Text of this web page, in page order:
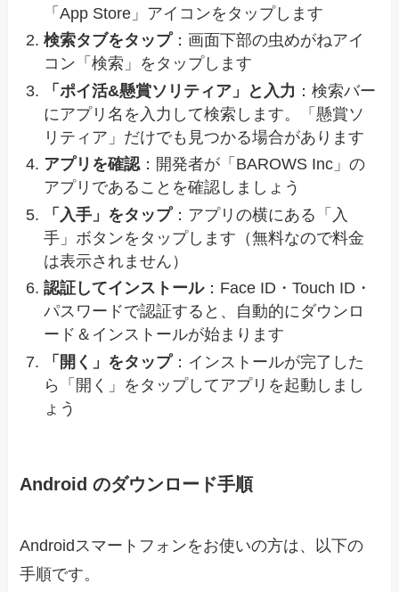
「App Store」アイコンをタップします
検索タブをタップ：画面下部の虫めがねアイ
コン「検索」をタップします
「ポイ活&懸賞ソリティア」と入力 ：検索バー
にアプリ名を入力して検索します。「懸賞ソ
リティア」だけでも見つかる場合があります
アプリを確認：開発者が「BAROWS Inc」の
アプリであることを確認しましょう
「入手」をタップ：アプリの横にある「入
手」ボタンをタップします（無料なので料金
は表示されません）
認証してインストール：Face ID・Touch ID・
パスワードで認証すると、自動的にダウンロ
ード＆インストールが始まります
「開く」をタップ：インストールが完了した
ら「開く」をタップしてアプリを起動しまし
ょう
Android のダウンロード手順
Androidスマートフォンをお使いの方は、以下の
手順です。